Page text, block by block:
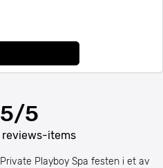
5/5
reviews-items
Playboy Spa festen i et av